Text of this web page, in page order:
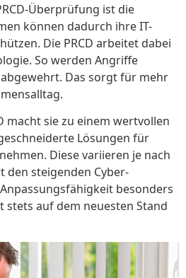
Überprüfung ist die
können dadurch ihre IT-
Die PRCD arbeitet dabei
So werden Angriffe
Das sorgt für mehr
macht sie zu einem wertvollen
Lösungen für
Diese variieren je nach
den steigenden Cyber-
besonders
stets auf dem neuesten Stand